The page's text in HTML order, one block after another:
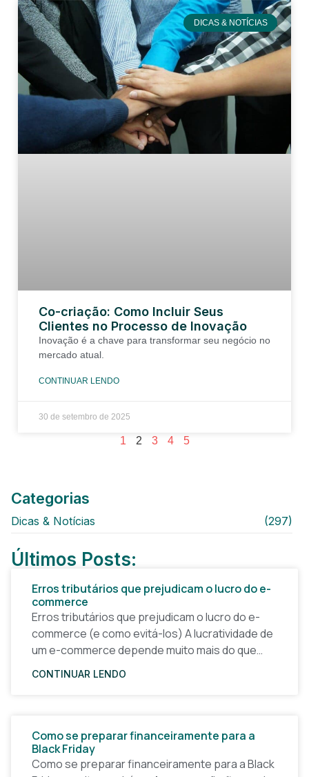
DICAS & NOTÍCIAS
Co-criação: Como Incluir Seus
Clientes no Processo de Inovação
Inovação é a chave para transformar seu negócio no
mercado atual.
CONTINUAR LENDO
30 de setembro de 2025
1 2 3 4 5
Categorias
Dicas & Notícias (297)
Últimos Posts:
Erros tributários que prejudicam o lucro do e-
commerce
Erros tributários que prejudicam o lucro do e-
commerce (e como evitá-los) A lucratividade de
um e-commerce depende muito mais do que
preços competitivos e boas campanhas de
CONTINUAR LENDO
Como se preparar financeiramente para a
Black Friday
Como se preparar financeiramente para a Black